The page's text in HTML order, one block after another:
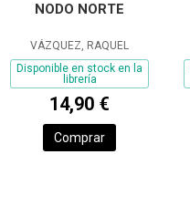
NODO NORTE
VÁZQUEZ, RAQUEL
Disponible en stock en la
librería
14,90 €
Comprar